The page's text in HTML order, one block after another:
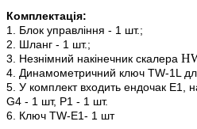
Комплектація:
1. Блок управління - 1 шт.;
2. Шланг - 1 шт.;
3. Незнімний накінечник скалера
4. Динамометричний ключ TW-1L
5. У комплект входить ендочак E1,
G4 - 1 шт, P1 - 1 шт.
6. Ключ TW-E1- 1 шт